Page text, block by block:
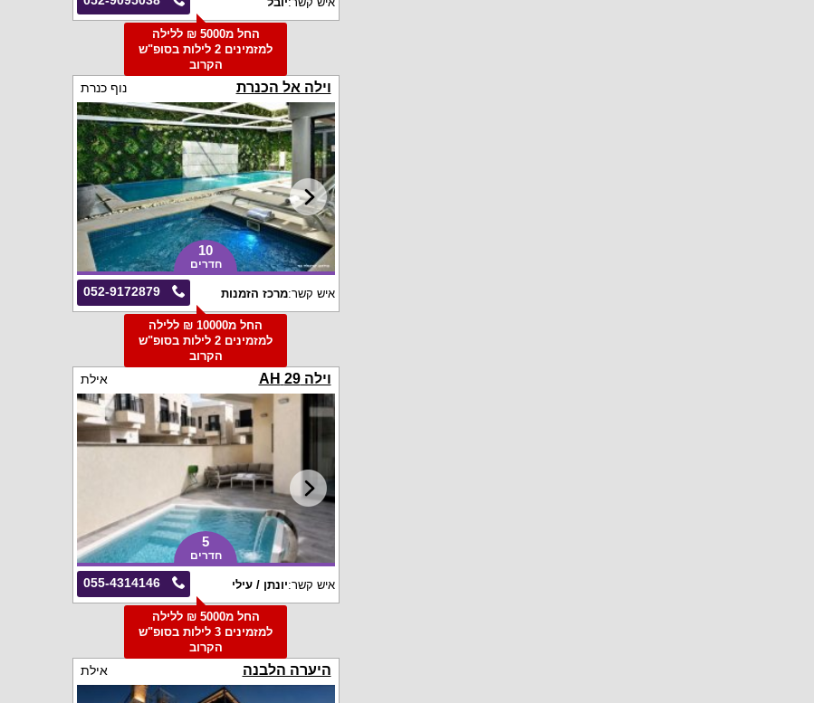
החל מ5000 ₪ ללילה
למזמינים 2 לילות בסופ"ש
הקרוב
וילה אל הכנרת נוף כנרת
10
חדרים
052-9172879 איש קשר:מרכז הזמנות
החל מ10000 ₪ ללילה
למזמינים 2 לילות בסופ"ש
הקרוב
וילה 29 AH אילת
5
חדרים
055-4314146 איש קשר:יונתן / עילי
החל מ5000 ₪ ללילה
למזמינים 3 לילות בסופ"ש
הקרוב
היערה הלבנה אילת